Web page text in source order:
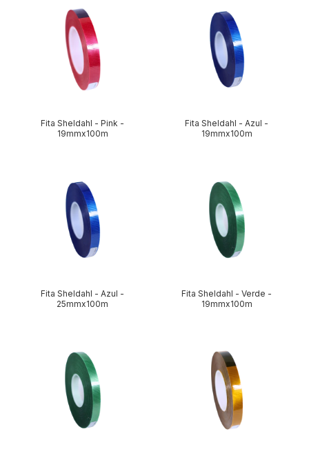
Fita Sheldahl - Pink -
19mmx100m
Fita Sheldahl - Azul -
19mmx100m
Fita Sheldahl - Azul -
25mmx100m
Fita Sheldahl - Verde -
19mmx100m